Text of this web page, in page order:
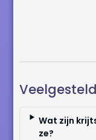
Wat zijn
ze?